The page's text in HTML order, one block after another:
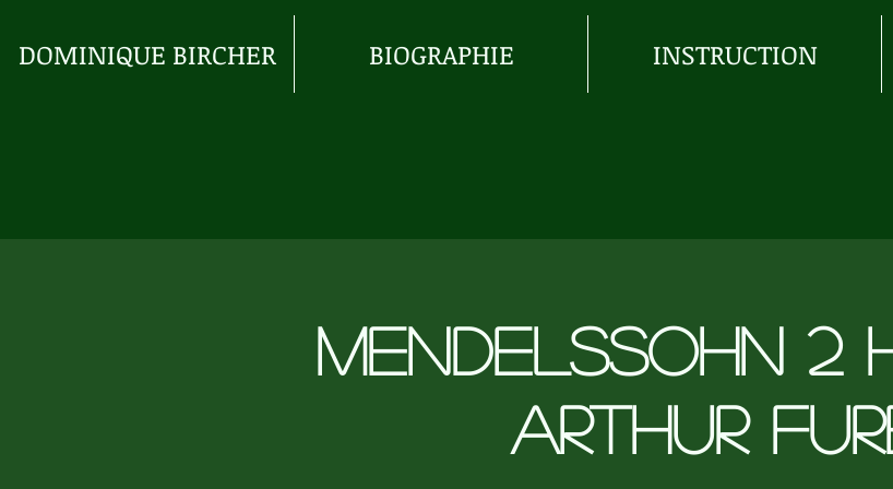
DOMINIQUE BIRCHER BIOGRAPHIE INSTRUCTION
Mendelssohn 2
Arthur